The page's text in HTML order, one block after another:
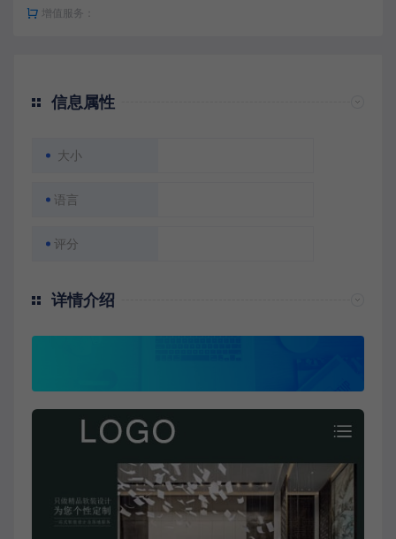
增值服务：
信息属性
大小
语言
评分
详情介绍